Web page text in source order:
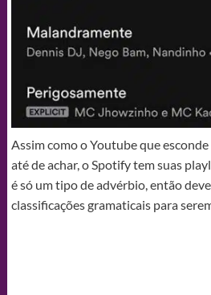
Assim como o Youtube que
até de achar, o Spotify tem suas
é só um tipo de advérbio, então
classificações gramaticais para